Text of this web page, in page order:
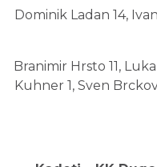
Dominik Ladan 14,
Branimir Hrsto 11,
Kuhner 1, Sven